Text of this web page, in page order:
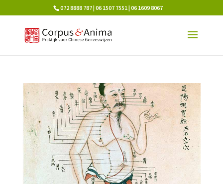
072 8888 787 | 06 1507 7551 | 06 1609 8067